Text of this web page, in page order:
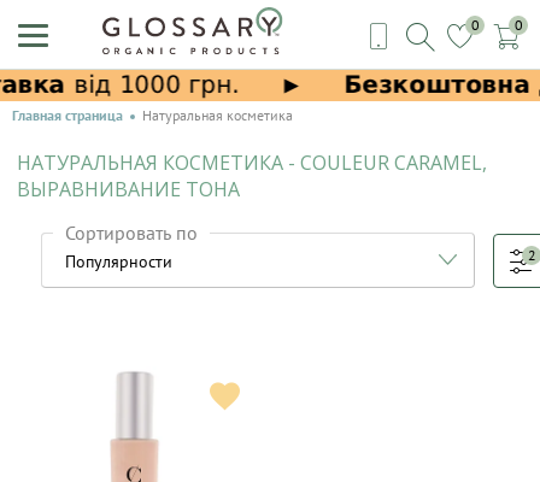
0 0
Главная страница Натуральная косметика
НАТУРАЛЬНАЯ КОСМЕТИКА - COULEUR CARAMEL,
ВЫРАВНИВАНИЕ ТОНА
Сортировать по
2